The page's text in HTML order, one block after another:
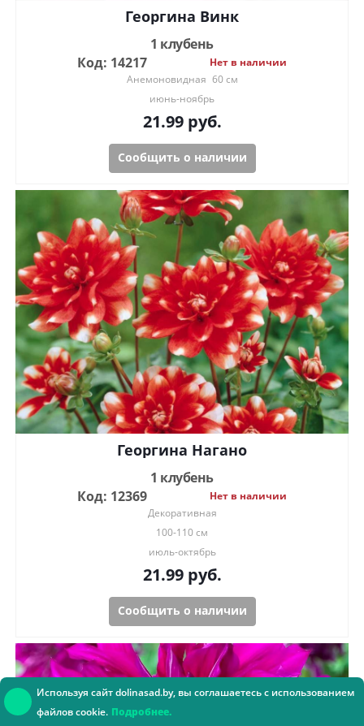
Георгина Винк
1 клубень
Код: 14217
Нет в наличии
Анемоновидная 60 см
июнь-ноябрь
21.99руб.
Сообщить о наличии
Георгина Нагано
1 клубень
Код: 12369
Нет в наличии
Декоративная
100-110 см
июль-октябрь
21.99руб.
Сообщить о наличии
Используя сайт dolinasad.by, вы соглашаетесь с использованием
файлов cookie. Подробнее.